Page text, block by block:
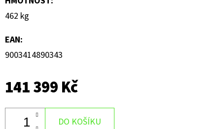
462 kg
EAN:
9003414890343
141 399 Kč
DO KOŠÍKU